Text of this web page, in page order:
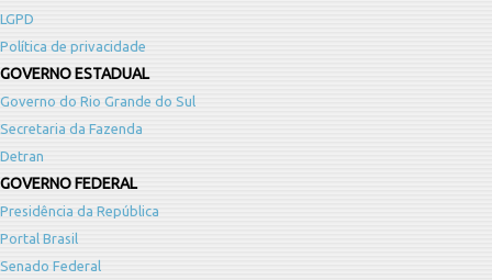
LGPD
Política de privacidade
GOVERNO ESTADUAL
Governo do Rio Grande do Sul
Secretaria da Fazenda
Detran
GOVERNO FEDERAL
Presidência da República
Portal Brasil
Senado Federal